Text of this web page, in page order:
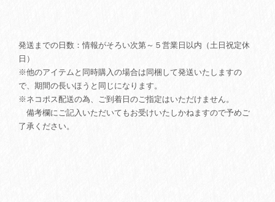
発送までの日数：情報がそろい次第～５営業日以内（土日祝定休
日）
※他のアイテムと同時購入の場合は同梱して発送いたしますの
で、期間の長いほうと同じになります。
※ネコポス配送の為、ご到着日のご指定はいただけません。
備考欄にご記入いただいてもお受けいたしかねますので予めご
了承ください。